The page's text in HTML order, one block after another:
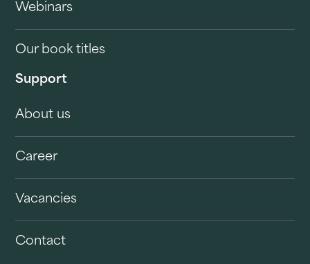
Webinars
Our book titles
Support
About us
Career
Vacancies
Contact